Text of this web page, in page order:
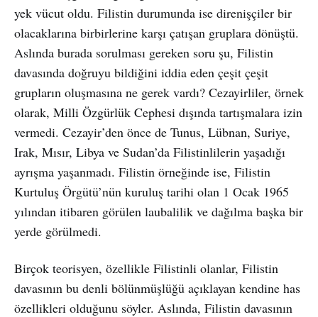
yek vücut oldu. Filistin durumunda ise direnişçiler bir
olacaklarına birbirlerine karşı çatışan gruplara dönüştü.
Aslında burada sorulması gereken soru şu, Filistin
davasında doğruyu bildiğini iddia eden çeşit çeşit
grupların oluşmasına ne gerek vardı? Cezayirliler, örnek
olarak, Milli Özgürlük Cephesi dışında tartışmalara izin
vermedi. Cezayir’den önce de Tunus, Lübnan, Suriye,
Irak, Mısır, Libya ve Sudan’da Filistinlilerin yaşadığı
ayrışma yaşanmadı. Filistin örneğinde ise, Filistin
Kurtuluş Örgütü’nün kuruluş tarihi olan 1 Ocak 1965
yılından itibaren görülen laubalilik ve dağılma başka bir
yerde görülmedi.
Birçok teorisyen, özellikle Filistinli olanlar, Filistin
davasının bu denli bölünmüşlüğü açıklayan kendine has
özellikleri olduğunu söyler. Aslında, Filistin davasının